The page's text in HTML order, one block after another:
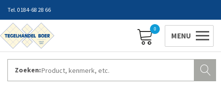
0184-68 28 66
0
Zoeken:
ZAKELIJK INLOGGEN